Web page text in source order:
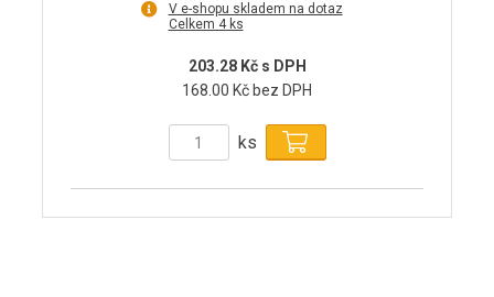
V e-shopu skladem na dotaz
Celkem 4 ks
203.28 Kč s DPH
168.00 Kč bez DPH
ks